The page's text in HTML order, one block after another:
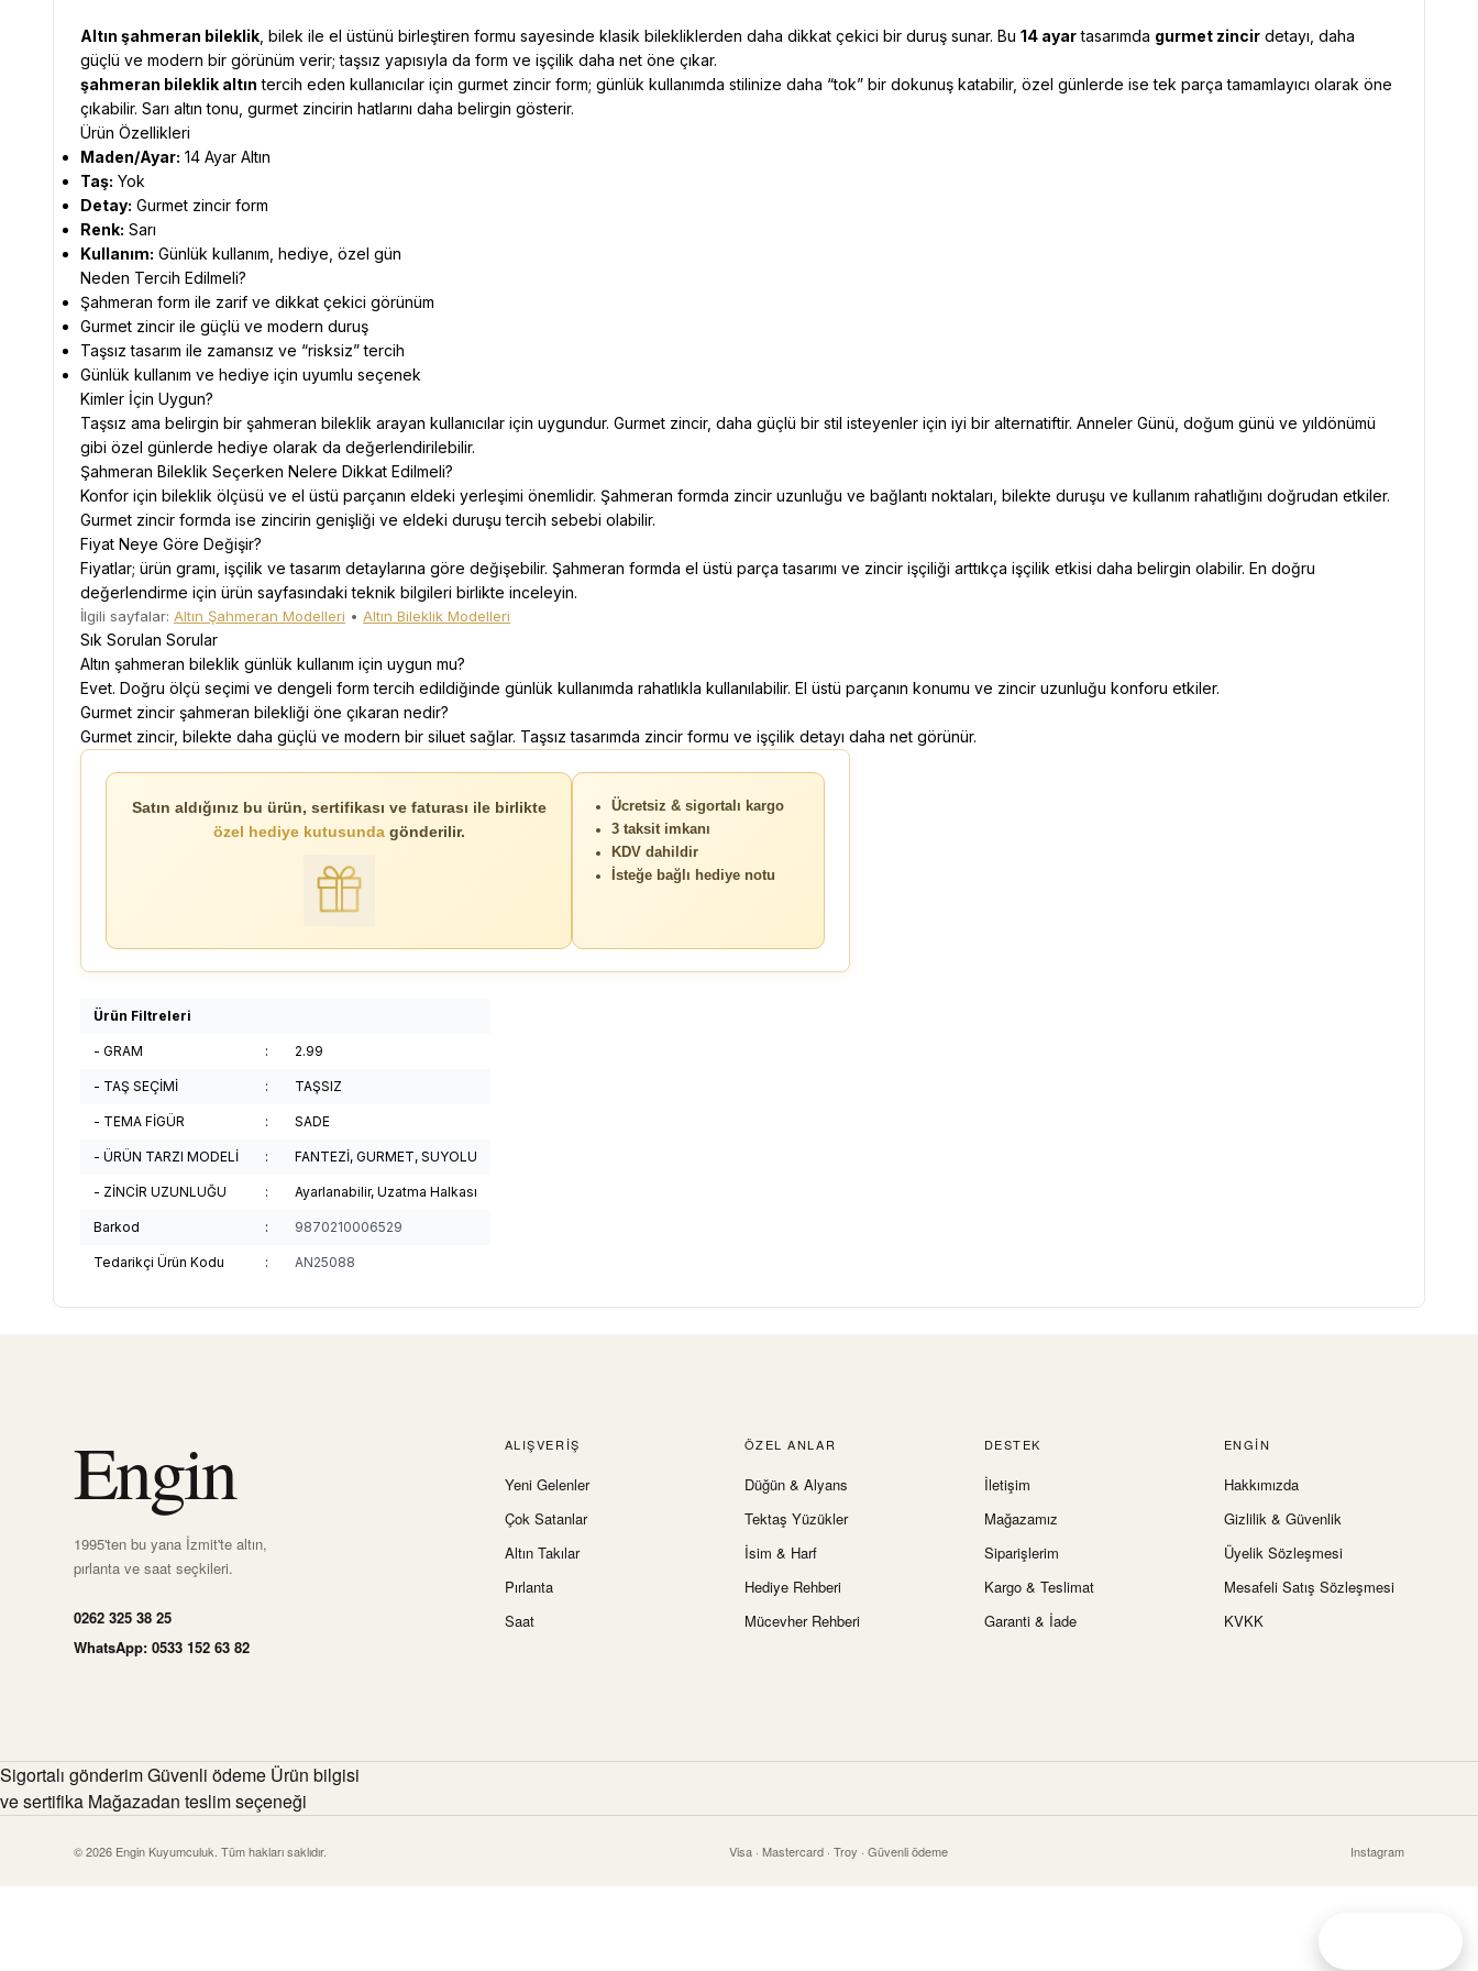
Altın şahmeran bileklik , bilek ile el üstünü birleştiren formu sayesinde klasik bilekliklerden daha dikkat çekici bir duruş sunar. Bu 14 ayartasarımda gurmet zincir detayı, daha
güçlü ve modern bir görünüm verir; taşsız yapısıyla da form ve işçilik daha net öne çıkar.
şahmeran bileklik altın tercih eden kullanıcılar için gurmet zincir form; günlük kullanımda stilinize daha “tok” bir dokunuş katabilir, özel günlerde ise tek parça tamamlayıcı olarak öne
çıkabilir. Sarı altın tonu, gurmet zincirin hatlarını daha belirgin gösterir.
Ürün Özellikleri
Maden/Ayar: 14 Ayar Altın
Taş: Yok
Detay: Gurmet zincir form
Renk: Sarı
Kullanım: Günlük kullanım, hediye, özel gün
Neden Tercih Edilmeli?
Şahmeran form ile zarif ve dikkat çekici görünüm
Gurmet zincir ile güçlü ve modern duruş
Taşsız tasarım ile zamansız ve “risksiz” tercih
Günlük kullanım ve hediye için uyumlu seçenek
Kimler İçin Uygun?
Taşsız ama belirgin bir şahmeran bileklik arayan kullanıcılar için uygundur. Gurmet zincir, daha güçlü bir stil isteyenler için iyi bir alternatiftir. Anneler Günü, doğum günü ve yıldönümü
gibi özel günlerde hediye olarak da değerlendirilebilir.
Şahmeran Bileklik Seçerken Nelere Dikkat Edilmeli?
Konfor için bileklik ölçüsü ve el üstü parçanın eldeki yerleşimi önemlidir. Şahmeran formda zincir uzunluğu ve bağlantı noktaları, bilekte duruşu ve kullanım rahatlığını doğrudan etkiler.
Gurmet zincir formda ise zincirin genişliği ve eldeki duruşu tercih sebebi olabilir.
Fiyat Neye Göre Değişir?
Fiyatlar; ürün gramı, işçilik ve tasarım detaylarına göre değişebilir. Şahmeran formda el üstü parça tasarımı ve zincir işçiliği arttıkça işçilik etkisi daha belirgin olabilir. En doğru
değerlendirme için ürün sayfasındaki teknik bilgileri birlikte inceleyin.
İlgili sayfalar: Altın Şahmeran Modelleri • Altın Bileklik Modelleri
Sık Sorulan Sorular
Altın şahmeran bileklik günlük kullanım için uygun mu?
Evet. Doğru ölçü seçimi ve dengeli form tercih edildiğinde günlük kullanımda rahatlıkla kullanılabilir. El üstü parçanın konumu ve zincir uzunluğu konforu etkiler.
Gurmet zincir şahmeran bilekliği öne çıkaran nedir?
Gurmet zincir, bilekte daha güçlü ve modern bir siluet sağlar. Taşsız tasarımda zincir formu ve işçilik detayı daha net görünür.
Satın aldığınız bu ürün, sertifikası ve faturası ile birlikte
özel hediye kutusundagönderilir.
Ücretsiz & sigortalı kargo
3 taksit imkanı
KDV dahildir
İsteğe bağlı hediye notu
Ürün Filtreleri
- GRAM : 2.99
- TAŞ SEÇİMİ : TAŞSIZ
- TEMA FİGÜR : SADE
- ÜRÜN TARZI MODELİ : FANTEZİ, GURMET, SUYOLU
- ZİNCİR UZUNLUĞU : Ayarlanabilir, Uzatma Halkası
Barkod : 9870210006529
Tedarikçi Ürün Kodu : AN25088
Engin
1995'ten bu yana İzmit'te altın,
pırlanta ve saat seçkileri.
0262 325 38 25
WhatsApp: 0533 152 63 82
ALIŞVERIŞ
Yeni Gelenler
Çok Satanlar
Altın Takılar
Pırlanta
Saat
ÖZEL ANLAR
Düğün & Alyans
Tektaş Yüzükler
İsim & Harf
Hediye Rehberi
Mücevher Rehberi
DESTEK
İletişim
Mağazamız
Siparişlerim
Kargo & Teslimat
Garanti & İade
ENGIN
Hakkımızda
Gizlilik & Güvenlik
Üyelik Sözleşmesi
Mesafeli Satış Sözleşmesi
KVKK
Sigortalı gönderim Güvenli ödeme Ürün bilgisi
ve sertifika Mağazadan teslim seçeneği
© 2026 Engin Kuyumculuk. Tüm hakları saklıdır. Visa · Mastercard · Troy · Güvenli ödeme Instagram